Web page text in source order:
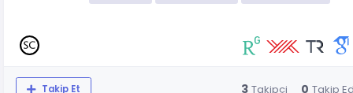
Takip Et 3 Takipçi 0 Takip